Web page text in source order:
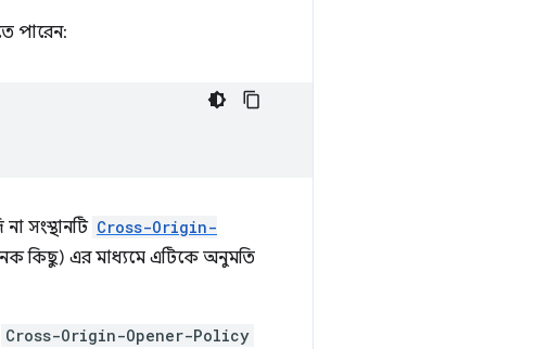
পারেন:
সংস্থানটি Cross-Origin-
কিছু) এর মাধ্যমে এটিকে অনুমতি
Cross-Origin-Opener-Policy